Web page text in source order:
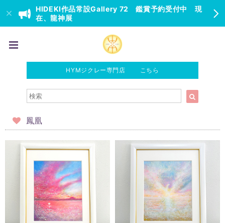
HIDEKI作品常設Gallery 72 鑑賞予約受付中 現
在、龍神展
HYMジクレー専門店 こちら
鳳凰